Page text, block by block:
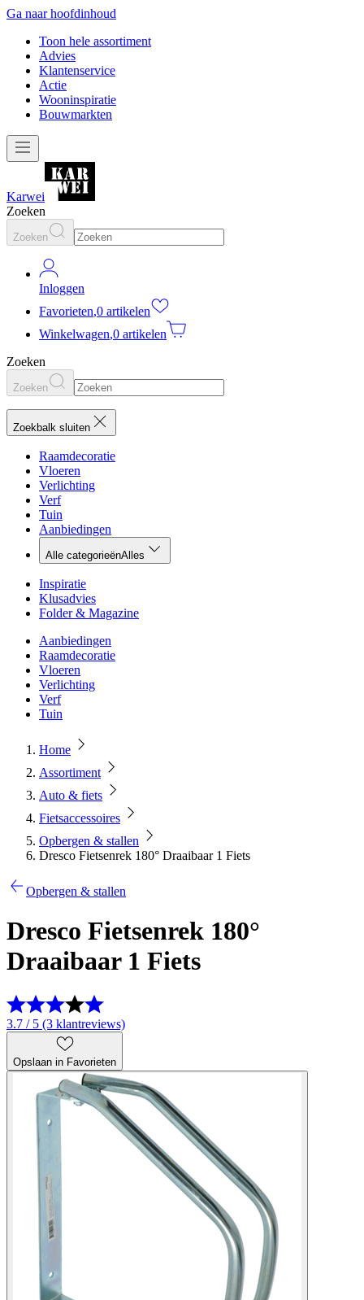
Ga naar hoofdinhoud
Toon hele assortiment
Advies
Klantenservice
Actie
Wooninspiratie
Bouwmarkten
Karwei
Zoeken
Zoeken
Inloggen
Favorieten,0 artikelen
Winkelwagen,0 artikelen
Zoeken
Zoeken
Zoekbalk sluiten
Raamdecoratie
Vloeren
Verlichting
Verf
Tuin
Aanbiedingen
Alle categorieënAlles
Inspiratie
Klusadvies
Folder & Magazine
Aanbiedingen
Raamdecoratie
Vloeren
Verlichting
Verf
Tuin
Home
Assortiment
Auto & fiets
Fietsaccessoires
Opbergen & stallen
Dresco Fietsenrek 180° Draaibaar 1 Fiets
Opbergen & stallen
Dresco Fietsenrek 180°
Draaibaar 1 Fiets
3.7 / 5 (3 klantreviews)
Opslaan in Favorieten